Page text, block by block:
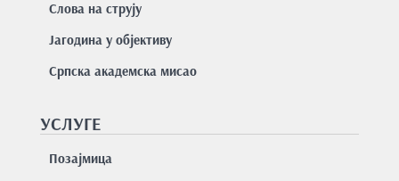
Слова на струју
Јагодина у објективу
Српска академска мисао
УСЛУГЕ
Позајмицa